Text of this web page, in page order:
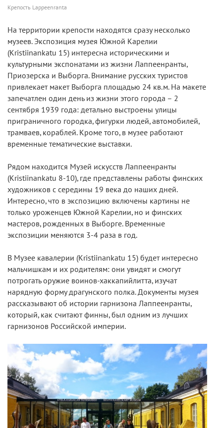
Крепость Lappeenranta
На территории крепости находятся сразу несколько
музеев. Экспозиция музея Южной Карелии
(Kristiinankatu 15) интересна историческими и
культурными экспонатами из жизни Лаппеенранты,
Приозерска и Выборга. Внимание русских туристов
привлекает макет Выборга площадью 24 кв.м. На макете
запечатлен один день из жизни этого города – 2
сентября 1939 года: детально выстроены улицы
приграничного городка, фигурки людей, автомобилей,
трамваев, кораблей. Кроме того, в музее работают
временные тематические выставки.
Рядом находится Музей искусств Лаппеенранты
(Kristiinankatu 8-10), где представлены работы финских
художников с середины 19 века до наших дней.
Интересно, что в экспозицию включены картины не
только уроженцев Южной Карелии, но и финских
мастеров, рожденных в Выборге. Временные
экспозиции меняются 3-4 раза в год.
В Музее кавалерии (Kristiinankatu 15) будет интересно
мальчишкам и их родителям: они увидят и смогут
потрогать оружие воинов-хаккапийлитта, изучат
нарядную форму драгунского полка. Документы музея
рассказывают об истории гарнизона Лаппеенранты,
который, как считают финны, был одним из лучших
гарнизонов Российской империи.